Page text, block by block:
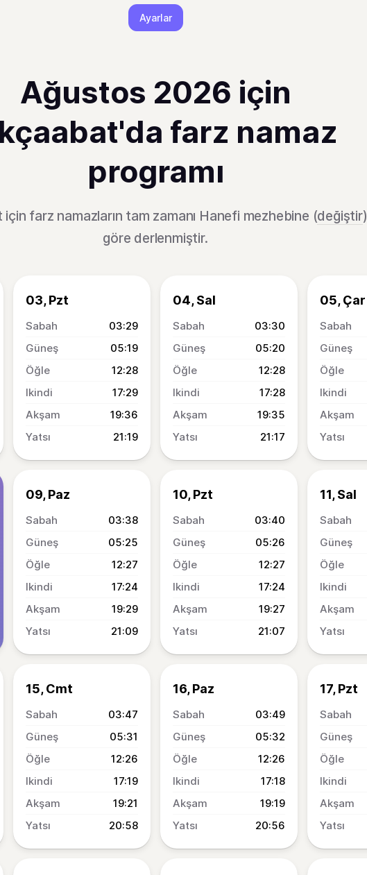
Ayarlar
Ağustos 2026 için
farz namaz
programı
farz namazların tam zamanı Hanefi mezhebine (değiştir)
göre derlenmiştir.
03, Pzt
03:29
05:19
12:28
17:29
19:36
21:19
04, Sal
03:30
05:20
12:28
17:28
19:35
21:17
05, Çar
09, Paz
03:38
05:25
12:27
17:24
19:29
21:09
10, Pzt
03:40
05:26
12:27
17:24
19:27
21:07
11, Sal
15, Cmt
03:47
05:31
12:26
17:19
19:21
20:58
16, Paz
03:49
05:32
12:26
17:18
19:19
20:56
17, Pzt